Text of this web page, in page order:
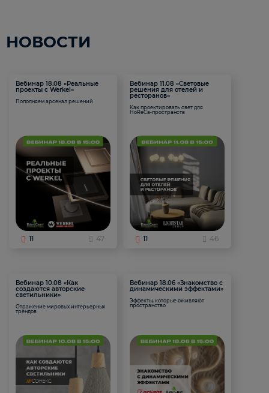
НОВОСТИ
Вебинар 18.08 «Реальные
проекты с Werkel»
Пополняем арсенал решений
11 47
Вебинар 11.08 «Световые
решения для отелей и
ресторанов»
Как проектировать свет для
HoReCa-пространств
11 46
Вебинар 10.08 «Как
создаются авторские
светильники»
Отражение мировых интерьерных
трендов
Вебинар 18.06 «Знакомство с
динамическими эффектами»
Эффекты, которые оживляют
пространство